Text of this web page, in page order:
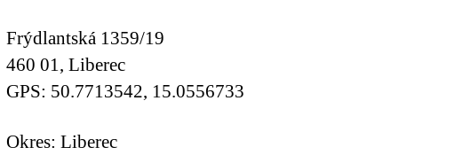
Frýdlantská 1359/19
460 01, Liberec
GPS: 50.7713542, 15.0556733
Okres: Liberec